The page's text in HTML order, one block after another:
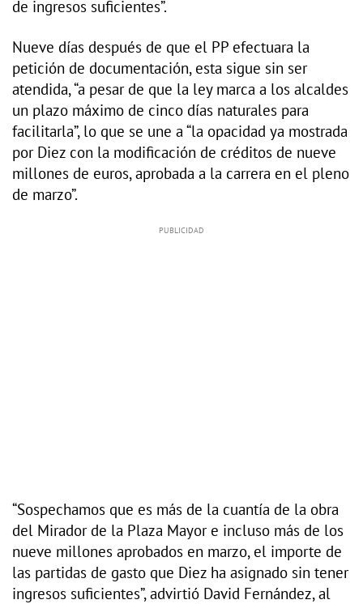
de ingresos suficientes”.
Nueve días después de que el PP efectuara la
petición de documentación, esta sigue sin ser
atendida, “a pesar de que la ley marca a los alcaldes
un plazo máximo de cinco días naturales para
facilitarla”, lo que se une a “la opacidad ya mostrada
por Diez con la modificación de créditos de nueve
millones de euros, aprobada a la carrera en el pleno
de marzo”.
“Sospechamos que es más de la cuantía de la obra
del Mirador de la Plaza Mayor e incluso más de los
nueve millones aprobados en marzo, el importe de
las partidas de gasto que Diez ha asignado sin tener
ingresos suficientes”, advirtió David Fernández, al